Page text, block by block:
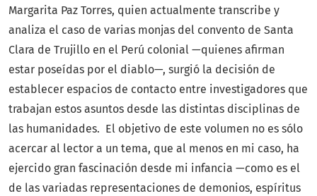
Margarita Paz Torres, quien actualmente transcribe y
analiza el caso de varias monjas del convento de Santa
Clara de Trujillo en el Perú colonial —quienes afirman
estar poseídas por el diablo—, surgió la decisión de
establecer espacios de contacto entre investigadores que
trabajan estos asuntos desde las distintas disciplinas de
las humanidades. El objetivo de este volumen no es sólo
acercar al lector a un tema, que al menos en mi caso, ha
ejercido gran fascinación desde mi infancia —como es el
de las variadas representaciones de demonios, espíritus